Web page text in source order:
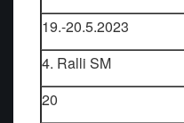
19.-20.5.2023
4. Ralli SM
20